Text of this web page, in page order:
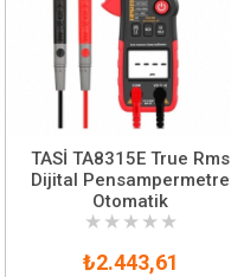
TASİ TA8315E True Rms
Dijital Pensampermetre
Otomatik
★ ★ ★ ★ ★
₺2.443,61